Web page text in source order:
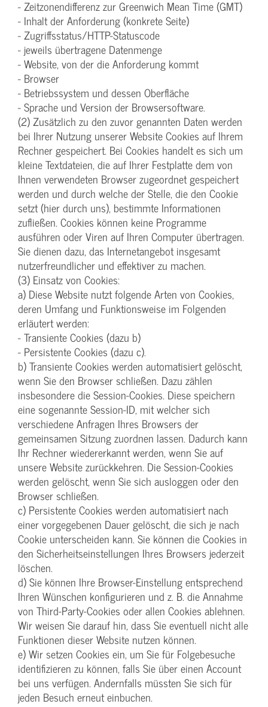
- Zeitzonendifferenz zur Greenwich Mean Time (GMT)
- Inhalt der Anforderung (konkrete Seite)
- Zugriffsstatus/HTTP-Statuscode
- jeweils übertragene Datenmenge
- Website, von der die Anforderung kommt
- Browser
- Betriebssystem und dessen Oberfläche
- Sprache und Version der Browsersoftware.
(2) Zusätzlich zu den zuvor genannten Daten werden
bei Ihrer Nutzung unserer Website Cookies auf Ihrem
Rechner gespeichert. Bei Cookies handelt es sich um
kleine Textdateien, die auf Ihrer Festplatte dem von
Ihnen verwendeten Browser zugeordnet gespeichert
werden und durch welche der Stelle, die den Cookie
setzt (hier durch uns), bestimmte Informationen
zufließen. Cookies können keine Programme
ausführen oder Viren auf Ihren Computer übertragen.
Sie dienen dazu, das Internetangebot insgesamt
nutzerfreundlicher und effektiver zu machen.
(3) Einsatz von Cookies:
a) Diese Website nutzt folgende Arten von Cookies,
deren Umfang und Funktionsweise im Folgenden
erläutert werden:
- Transiente Cookies (dazu b)
- Persistente Cookies (dazu c).
b) Transiente Cookies werden automatisiert gelöscht,
wenn Sie den Browser schließen. Dazu zählen
insbesondere die Session-Cookies. Diese speichern
eine sogenannte Session-ID, mit welcher sich
verschiedene Anfragen Ihres Browsers der
gemeinsamen Sitzung zuordnen lassen. Dadurch kann
Ihr Rechner wiedererkannt werden, wenn Sie auf
unsere Website zurückkehren. Die Session-Cookies
werden gelöscht, wenn Sie sich ausloggen oder den
Browser schließen.
c) Persistente Cookies werden automatisiert nach
einer vorgegebenen Dauer gelöscht, die sich je nach
Cookie unterscheiden kann. Sie können die Cookies in
den Sicherheitseinstellungen Ihres Browsers jederzeit
löschen.
d) Sie können Ihre Browser-Einstellung entsprechend
Ihren Wünschen konfigurieren und z. B. die Annahme
von Third-Party-Cookies oder allen Cookies ablehnen.
Wir weisen Sie darauf hin, dass Sie eventuell nicht alle
Funktionen dieser Website nutzen können.
e) Wir setzen Cookies ein, um Sie für Folgebesuche
identifizieren zu können, falls Sie über einen Account
bei uns verfügen. Andernfalls müssten Sie sich für
jeden Besuch erneut einbuchen.